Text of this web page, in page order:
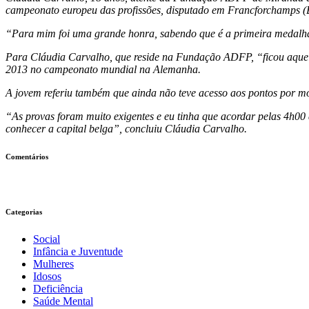
campeonato europeu das profissões, disputado em Francforchamps
“Para mim foi uma grande honra, sabendo que é a primeira
Para Cláudia Carvalho, que reside na Fundação ADFP, “ficou
2013 no campeonato mundial na Alemanha.
A jovem referiu também que ainda não teve acesso aos pontos por
“As provas foram muito exigentes e eu tinha que acordar pelas
conhecer a capital belga”, concluiu Cláudia Carvalho.
Comentários
Categorias
Social
Infância e Juventude
Mulheres
Idosos
Deficiência
Saúde Mental